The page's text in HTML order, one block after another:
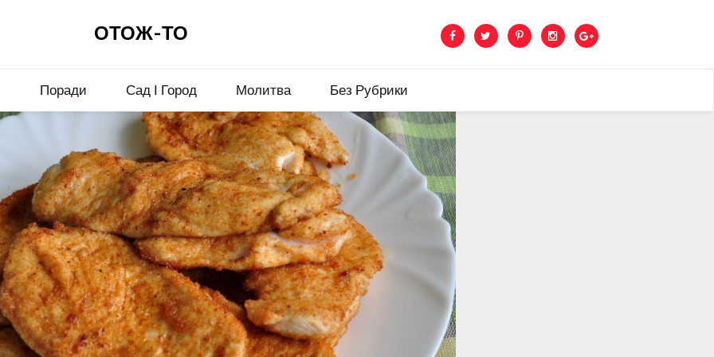
ОТОЖ-ТО
Поради Сад І Город Молитва Без Рубрики